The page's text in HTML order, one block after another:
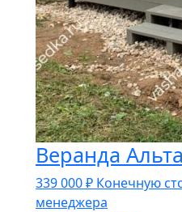
Веранда
339 000₽ Конечную
менеджера